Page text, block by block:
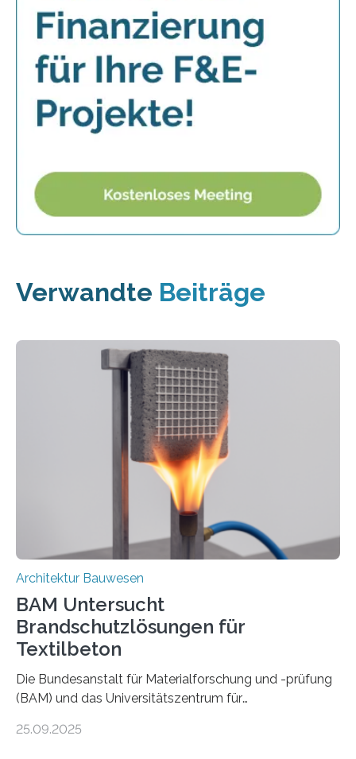
Verwandte Beiträge
Architektur Bauwesen
BAM Untersucht
Brandschutzlösungen für
Textilbeton
Die Bundesanstalt für Materialforschung und -prüfung
(BAM) und das Universitätszentrum für
untersuchen in einem gemeinsamen Forschungsprojekt
25.09.2025